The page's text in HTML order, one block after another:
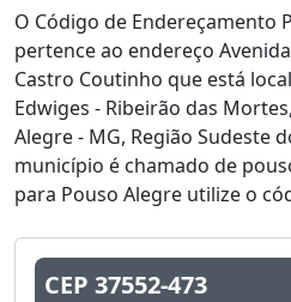
O Código de Endereçamento
pertence ao endereço
Castro Coutinho que está
Edwiges - Ribeirão das
Alegre - MG, Região Sudeste
município é chamado de
para Pouso Alegre utilize o
CEP 37552-473